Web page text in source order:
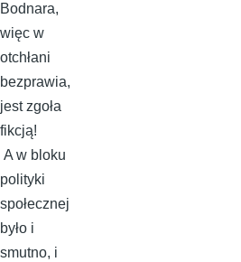
Bodnara,
więc w
otchłani
bezprawia,
jest zgoła
fikcją!
A w bloku
polityki
społecznej
było i
smutno, i